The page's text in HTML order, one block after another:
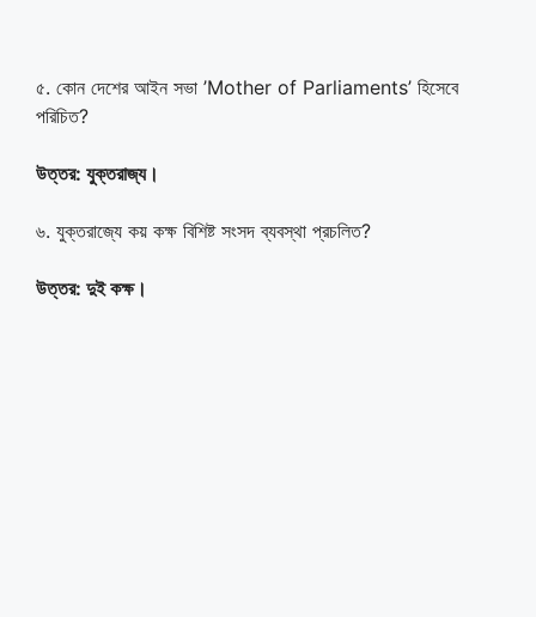
৫. কোন দেশের আইন সভা ’Mother of Parliaments’ হিসেবে
পরিচিত?
উত্তর: যুক্তরাজ্য।
৬. যুক্তরাজ্যে কয় কক্ষ বিশিষ্ট সংসদ ব্যবস্থা প্রচলিত?
উত্তর: দুই কক্ষ।